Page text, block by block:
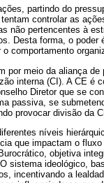
partindo do
controlar as
não pertencentes à
Desta forma, o
comportamento
meio da aliança
interna (CI). A CE é
Diretor que se
passiva, se
provocar divisão da
níveis
que impactam o
objetiva
sistema ideológico,
incentivando a